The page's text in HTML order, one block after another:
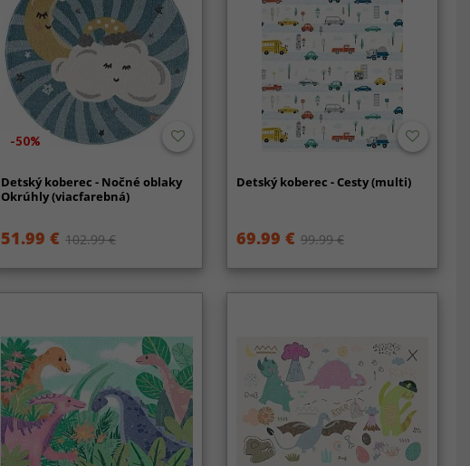
-50%
Detský koberec - Nočné oblaky
Okrúhly (viacfarebná)
51.99 € 102.99 €
Detský koberec - Cesty (multi)
69.99 € 99.99 €